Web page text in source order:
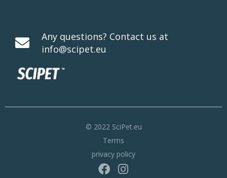
Any questions? Contact us at
info@scipet.eu
© 2022 SciPet.eu
Terms
privacy policy
F I